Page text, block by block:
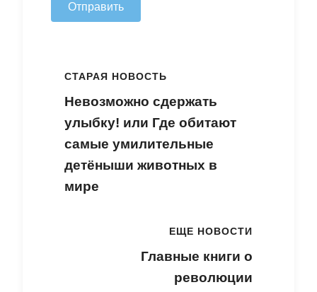
Отправить
СТАРАЯ НОВОСТЬ
Невозможно сдержать
улыбку! или Где обитают
самые умилительные
детёныши животных в
мире
ЕЩЕ НОВОСТИ
Главные книги о
революции